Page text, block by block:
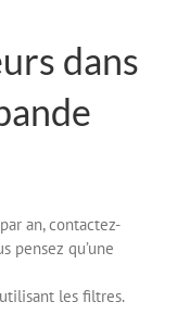
dans
an, contactez-
pensez qu’une
les filtres.